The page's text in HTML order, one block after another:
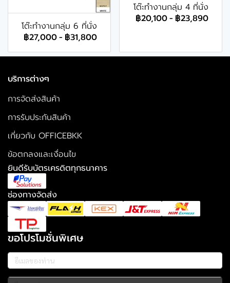
โต๊ะทำงานกลุ่ม 6 ที่นั่ง
฿27,000- ฿31,800
โต๊ะทำงานกลุ่ม 4 ที่นั่ง
฿20,100- ฿23,890
บริการต่างๆ
การจัดส่งสินค้า
การรับประกันสินค้า
เกี่ยวกับ OFFICEBKK
ข้อตกลงและเงื่อนไข
ยินดีรับบัตรเครดิตทุกธนาคาร
ช่องทางจัดส่ง
ขอโปรโมชั่นพิเศษ